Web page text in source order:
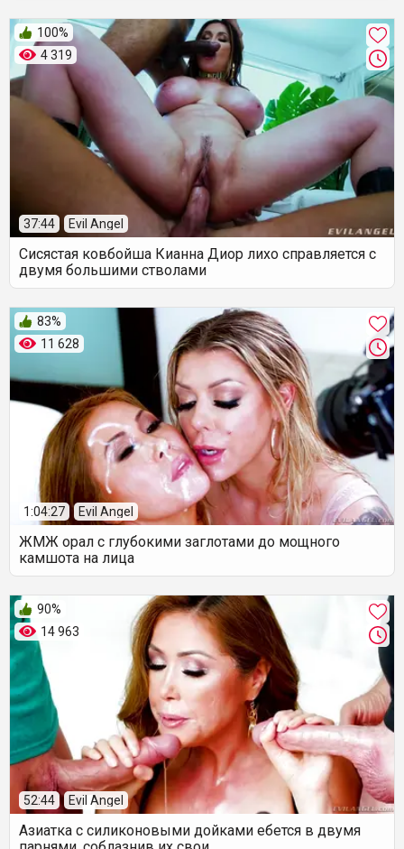
4 319
100%
37:44 Evil Angel
Сисястая ковбойша Кианна Диор лихо справляется с
двумя большими стволами
11 628
83%
1:04:27 Evil Angel
ЖМЖ орал с глубокими заглотами до мощного
камшота на лица
14 963
90%
52:44 Evil Angel
Азиатка с силиконовыми дойками ебется в двумя